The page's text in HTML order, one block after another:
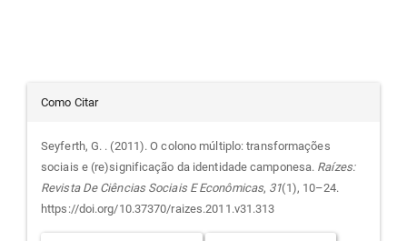
Detalhes
do
artigo
Como Citar
Seyferth, G. . (2011). O colono múltiplo: transformações
sociais e (re)significação da identidade camponesa. Raízes:
Revista De Ciências Sociais E Econômicas, 31(1), 10–24.
https://doi.org/10.37370/raizes.2011.v31.313